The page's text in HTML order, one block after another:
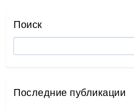
Поиск
Последние публикации